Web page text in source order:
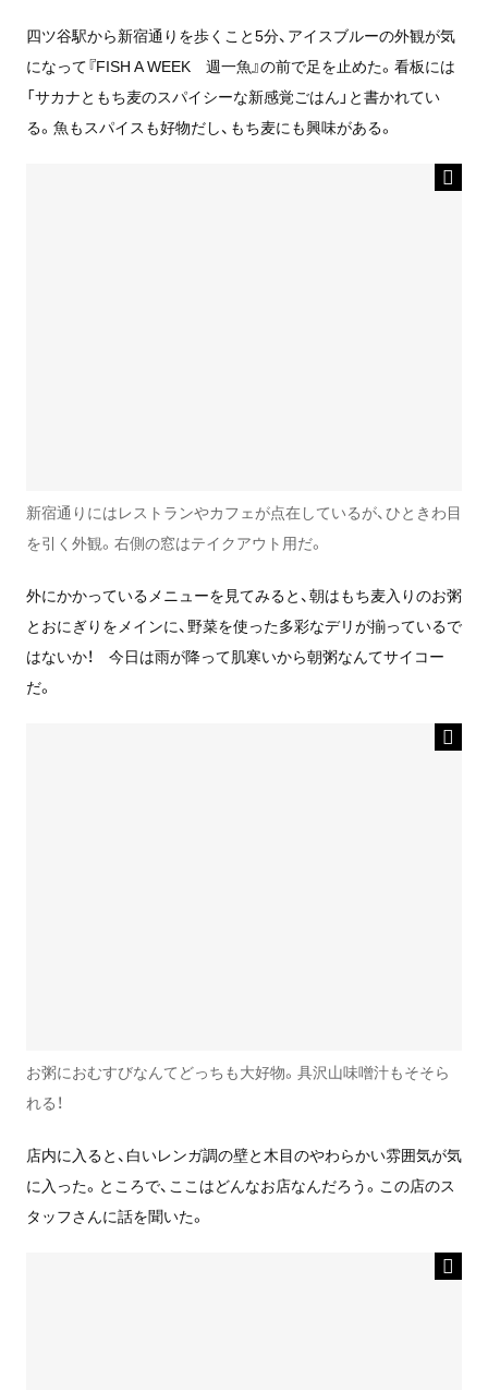
四ツ谷駅から新宿通りを歩くこと5分、アイスブルーの外観が気
になって『FISH A WEEK 週一魚』の前で足を止めた。看板には
「サカナともち麦のスパイシーな新感覚ごはん」と書かれてい
る。魚もスパイスも好物だし、もち麦にも興味がある。
新宿通りにはレストランやカフェが点在しているが、ひときわ目
を引く外観。右側の窓はテイクアウト用だ。
外にかかっているメニューを見てみると、朝はもち麦入りのお粥
とおにぎりをメインに、野菜を使った多彩なデリが揃っているで
はないか！ 今日は雨が降って肌寒いから朝粥なんてサイコー
だ。
お粥におむすびなんてどっちも大好物。具沢山味噌汁もそそら
れる！
店内に入ると、白いレンガ調の壁と木目のやわらかい雰囲気が気
に入った。ところで、ここはどんなお店なんだろう。この店のス
タッフさんに話を聞いた。